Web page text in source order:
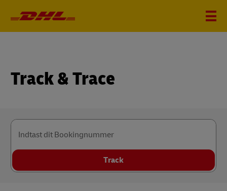
Track & Trace
Indtast dit Bookingnummer
Track